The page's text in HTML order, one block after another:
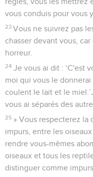
vous conduis pour vous
23 Vous ne suivrez pas
chasser devant vous,
horreur.
24 Je vous ai dit : ‘C'est
moi qui vous le donnerai
coulent le lait et le
vous ai séparés des
25 » Vous respecterez la
impurs, entre les
rendre vous-mêmes
oiseaux et tous les
distinguer comme impurs.